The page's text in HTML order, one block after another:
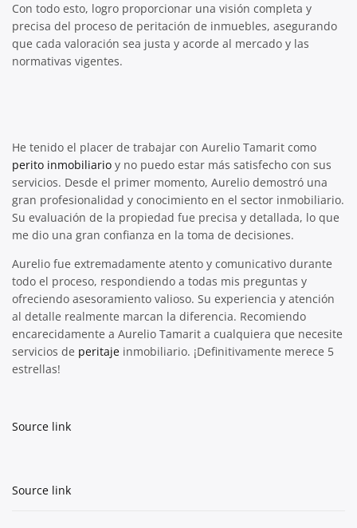
Con todo esto, logro proporcionar una visión completa y
precisa del proceso de peritación de inmuebles, asegurando
que cada valoración sea justa y acorde al mercado y las
normativas vigentes.
He tenido el placer de trabajar con Aurelio Tamarit como
perito inmobiliario y no puedo estar más satisfecho con sus
servicios. Desde el primer momento, Aurelio demostró una
gran profesionalidad y conocimiento en el sector inmobiliario.
Su evaluación de la propiedad fue precisa y detallada, lo que
me dio una gran confianza en la toma de decisiones.
Aurelio fue extremadamente atento y comunicativo durante
todo el proceso, respondiendo a todas mis preguntas y
ofreciendo asesoramiento valioso. Su experiencia y atención
al detalle realmente marcan la diferencia. Recomiendo
encarecidamente a Aurelio Tamarit a cualquiera que necesite
servicios de peritaje inmobiliario. ¡Definitivamente merece 5
estrellas!
Source link
Source link